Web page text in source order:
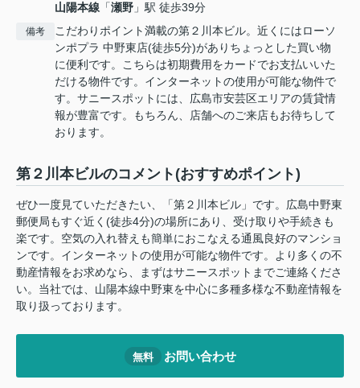
山陽本線 「瀬野 」駅 徒歩39分
備考
こだわりポイント満載の第２川本ビル。近くにはローソ
ンポプラ 中野東店(徒歩5分)がありちょっとした買い物
に便利です。こちらは初期費用をカードでお支払いいた
だける物件です。インターネットの使用が可能な物件で
す。サニースポットには、広島市安芸区エリアの賃貸情
報が豊富です。もちろん、店舗へのご来店もお待ちして
おります。
第２川本ビルのコメント(おすすめポイント)
ぜひ一度見ていただきたい、「第２川本ビル」です。広島中野東
郵便局もすぐ近く(徒歩4分)の場所にあり、受け取りや手続きも
楽です。空気の入れ替えも簡単におこなえる通風良好のマンショ
ンです。インターネットの使用が可能な物件です。より多くの不
動産情報をお求めなら、まずはサニースポットまでご連絡くださ
い。当社では、山陽本線中野東を中心に多種多様な不動産情報を
取り扱っております。
無料 お問い合わせ